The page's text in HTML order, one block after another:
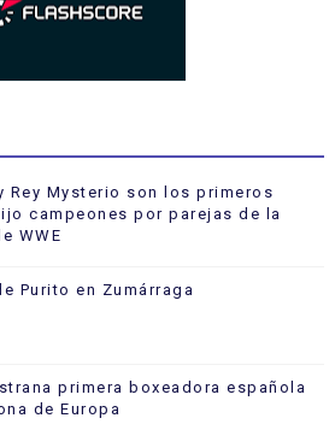
Rey Mysterio son los primeros
campeones por parejas de la
WWE
Purito en Zumárraga
primera boxeadora española
de Europa